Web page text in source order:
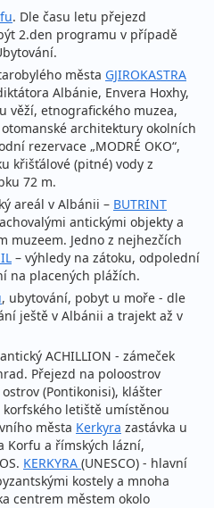
. Dle času letu přejezd
2.den programu v případě
města GJIROKASTRA
Albánie, Envera Hoxhy,
věží, etnografického muzea,
architektury okolních
rezervace „MODRÉ OKO“,
křišťálové (pitné) vody z
72 m.
areál v Albánii – BUTRINT
antickými objekty a
muzeem. Jedno z nejhezčích
– výhledy na zátoku, odpolední
na placených plážích.
, ubytování, pobyt u moře - dle
ještě v Albánii a trajekt až v
ACHILLION - zámeček
Přejezd na poloostrov
(Pontikonisi), klášter
letiště umístěnou
města Kerkyra zastávka u
Korfu a římských lázní,
KERKYRA (UNESCO) - hlavní
kostely a mnoha
centrem městem okolo